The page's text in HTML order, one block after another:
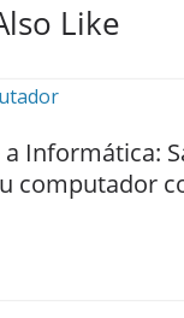
Like
a Informática:
computador